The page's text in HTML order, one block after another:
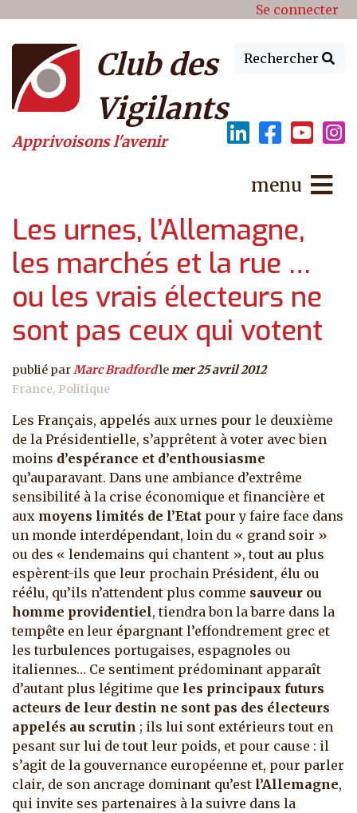
Menu du compte de Se connecter
Rechercher
Club des
Vigilants
Apprivoisons l'avenir
menu
Les urnes, l’Allemagne,
les marchés et la rue …
ou les vrais électeurs ne
sont pas ceux qui votent
publié parMarc Bradfordlemer 25 avril 2012
France Politique
Les Français, appelés aux urnes pour le deuxième
de la Présidentielle, s’apprêtent à voter avec bien
moins d’espérance et d’enthousiasme
qu’auparavant. Dans une ambiance d’extrême
sensibilité à la crise économique et financière et
aux moyens limités de l’Etat pour y faire face dans
un monde interdépendant, loin du « grand soir »
ou des « lendemains qui chantent », tout au plus
espèrent-ils que leur prochain Président, élu ou
réélu, qu’ils n’attendent plus comme sauveur ou
homme providentiel, tiendra bon la barre dans la
tempête en leur épargnant l’effondrement grec et
les turbulences portugaises, espagnoles ou
italiennes… Ce sentiment prédominant apparaît
d’autant plus légitime que les principaux futurs
acteurs de leur destin ne sont pas des électeurs
appelés au scrutin ; ils lui sont extérieurs tout en
pesant sur lui de tout leur poids, et pour cause : il
s’agit de la gouvernance européenne et, pour parler
clair, de son ancrage dominant qu’est l’Allemagne,
qui invite ses partenaires à la suivre dans la